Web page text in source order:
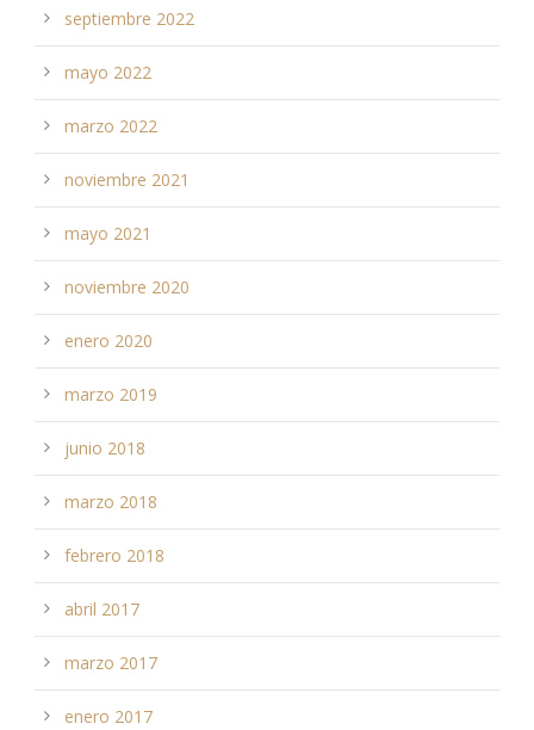
septiembre 2022
mayo 2022
marzo 2022
noviembre 2021
mayo 2021
noviembre 2020
enero 2020
marzo 2019
junio 2018
marzo 2018
febrero 2018
abril 2017
marzo 2017
enero 2017